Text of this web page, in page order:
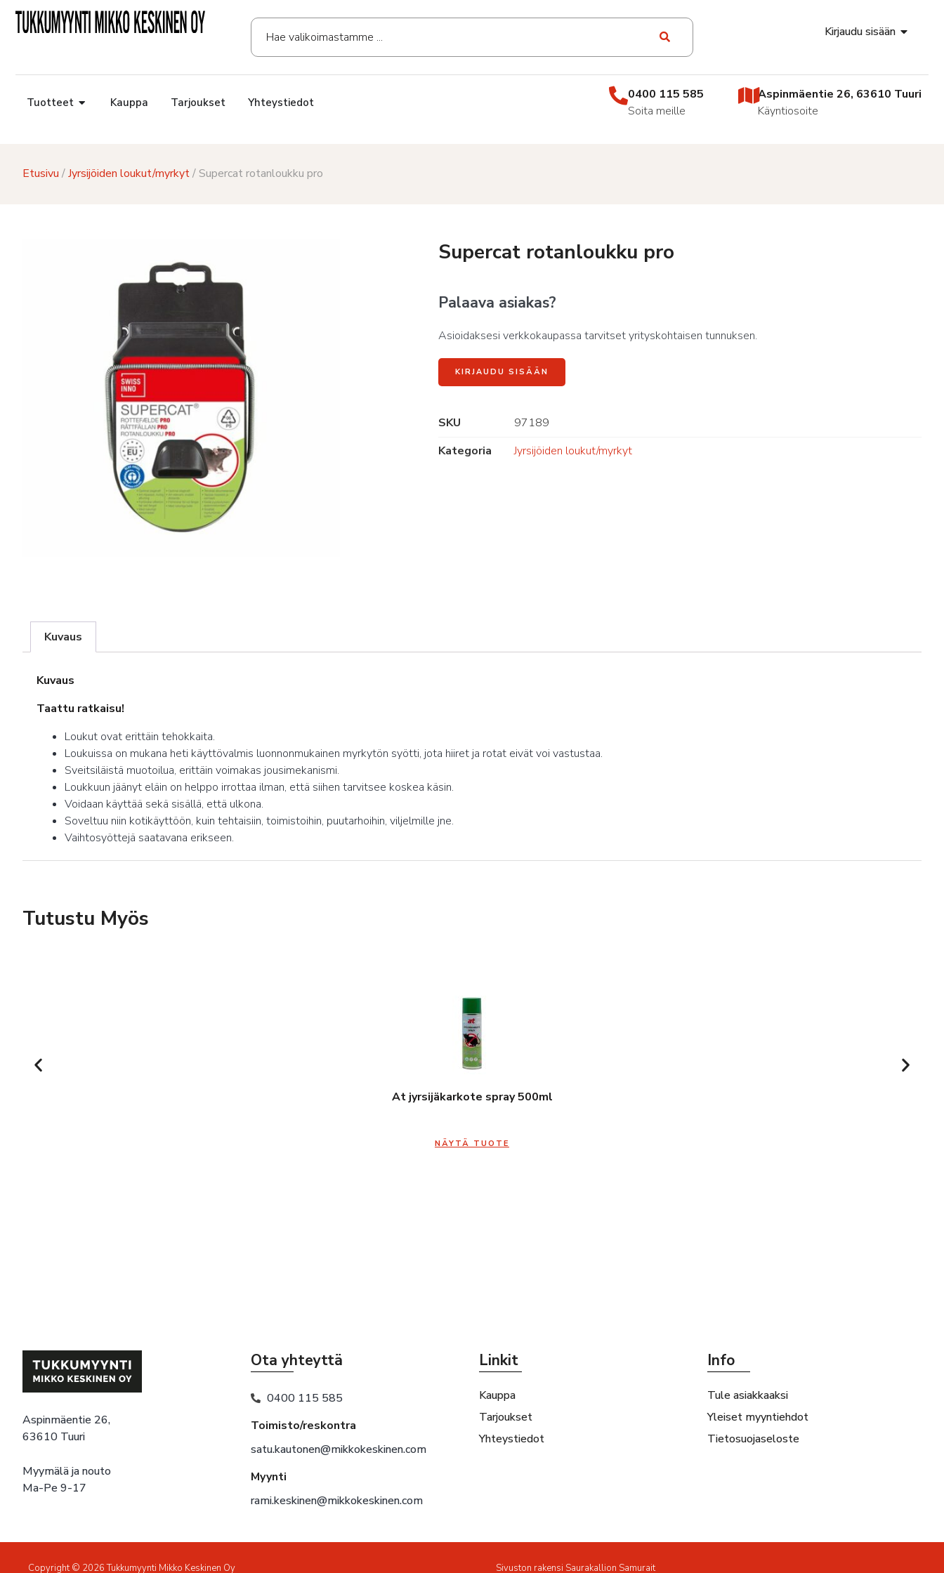
Kirjaudu sisään
Tuotteet Kauppa Tarjoukset Yhteystiedot
0400 115 585
Soita meille
Aspinmäentie 26, 63610 Tuuri
Käyntiosoite
Etusivu /Jyrsijöiden loukut/myrkyt/ Supercat rotanloukku pro
Supercat rotanloukku pro
Palaava asiakas?
Asioidaksesi verkkokaupassa tarvitset yrityskohtaisen tunnuksen.
KIRJAUDU SISÄÄN
SKU
97189
Kategoria
Jyrsijöiden loukut/myrkyt
Kuvaus
Kuvaus
Taattu ratkaisu!
Loukut ovat erittäin tehokkaita.
Loukuissa on mukana heti käyttövalmis luonnonmukainen myrkytön syötti, jota hiiret ja rotat eivät voi vastustaa.
Sveitsiläistä muotoilua, erittäin voimakas jousimekanismi.
Loukkuun jäänyt eläin on helppo irrottaa ilman, että siihen tarvitsee koskea käsin.
Voidaan käyttää sekä sisällä, että ulkona.
Soveltuu niin kotikäyttöön, kuin tehtaisiin, toimistoihin, puutarhoihin, viljelmille jne.
Vaihtosyöttejä saatavana erikseen.
Tutustu Myös
At jyrsijäkarkote spray 500ml
NÄYTÄ TUOTE
Aspinmäentie 26,
63610 Tuuri
Myymälä ja nouto
Ma-Pe 9-17
Ota yhteyttä
0400 115 585
Toimisto/reskontra
satu.kautonen@mikkokeskinen.com
Myynti
rami.keskinen@mikkokeskinen.com
Linkit
Kauppa
Tarjoukset
Yhteystiedot
Info
Tule asiakkaaksi
Yleiset myyntiehdot
Tietosuojaseloste
Copyright © 2026 Tukkumyynti Mikko Keskinen Oy Sivuston rakensi Saurakallion Samurait